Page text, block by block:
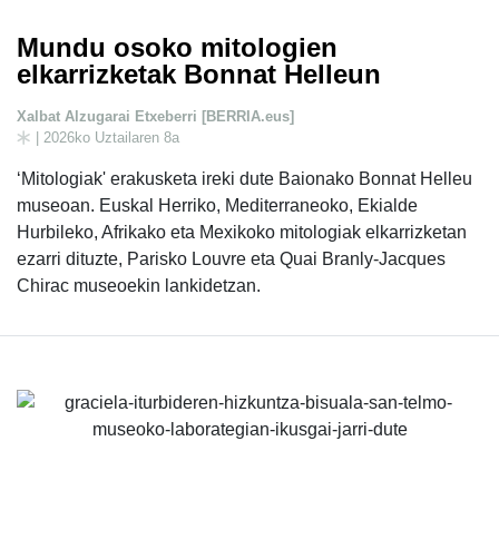
Mundu osoko mitologien
elkarrizketak Bonnat Helleun
Xalbat Alzugarai Etxeberri [BERRIA.eus]
| 2026ko Uztailaren 8a
‘Mitologiak' erakusketa ireki dute Baionako Bonnat Helleu
museoan. Euskal Herriko, Mediterraneoko, Ekialde
Hurbileko, Afrikako eta Mexikoko mitologiak elkarrizketan
ezarri dituzte, Parisko Louvre eta Quai Branly-Jacques
Chirac museoekin lankidetzan.